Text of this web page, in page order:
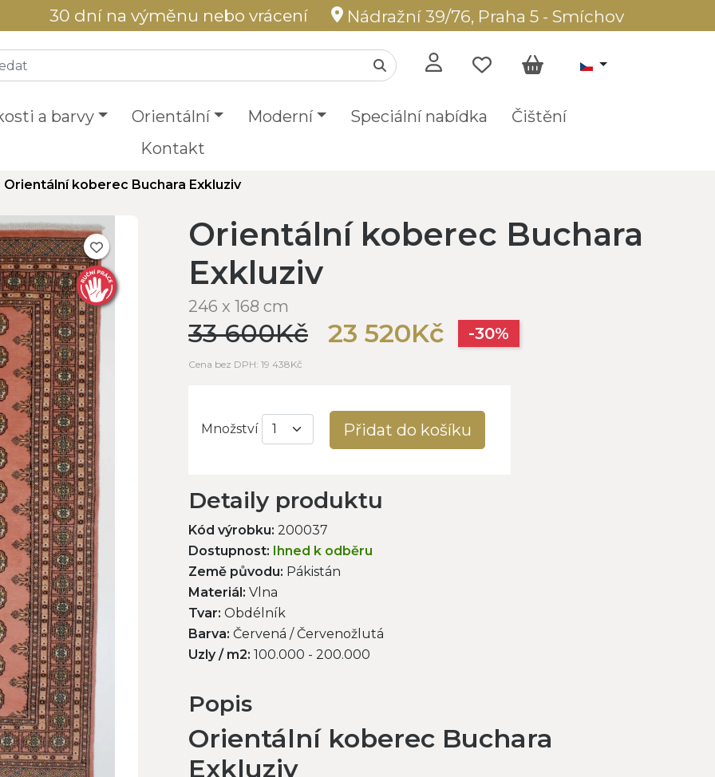
30 dní na výměnu nebo vrácení Nádražní 39/76, Praha 5 - Smíchov
a barvy Orientální Moderní Speciální nabídka
Čištění
Kontakt
Orientální koberec Buchara Exkluziv
Orientální koberec Buchara
Exkluziv
246 x 168 cm
33 600Kč 23 520Kč -30%
Cena bez DPH: 19 438Kč
Množství Přidat do košíku
Detaily produktu
Kód výrobku: 200037
Dostupnost:
Ihned k odběru
Země původu: Pákistán
Materiál: Vlna
Tvar: Obdélník
Barva: Červená / Červenožlutá
Uzly / m2: 100.000 - 200.000
Popis
Orientální koberec Buchara
Exkluziv